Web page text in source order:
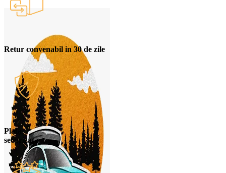
Retur convenabil in 30 de zile
Plata
securizata